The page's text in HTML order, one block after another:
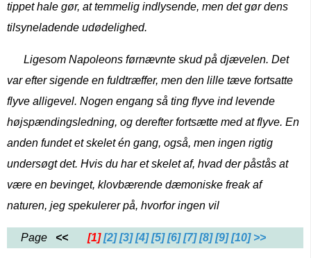
tippet hale gør, at temmelig indlysende, men det gør dens
tilsyneladende udødelighed.
Ligesom Napoleons førnævnte skud på djævelen. Det
var efter sigende en fuldtræffer, men den lille tæve fortsatte
flyve alligevel. Nogen engang så ting flyve ind levende
højspændingsledning, og derefter fortsætte med at flyve. En
anden fundet et skelet én gang, også, men ingen rigtig
undersøgt det. Hvis du har et skelet af, hvad der påstås at
være en bevinget, klovbærende dæmoniske freak af
naturen, jeg spekulerer på, hvorfor ingen vil
Page << [1] [2] [3] [4] [5] [6] [7] [8] [9] [10] >>